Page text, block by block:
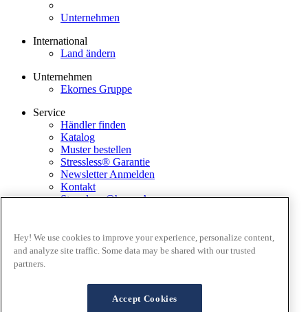
Unternehmen
International
Land ändern
Unternehmen
Ekornes Gruppe
Service
Händler finden
Katalog
Muster bestellen
Stressless® Garantie
Newsletter Anmelden
Kontakt
Stressless @home App
Ekornes Media Portal
Geschäftsbedingungen
Cookies
FAQ Lieferung and Rücksendungen
Hey! We use cookies to improve your experience, personalize content,
and analyze site traffic. Some data may be shared with our trusted
partners.
Accept Cookies